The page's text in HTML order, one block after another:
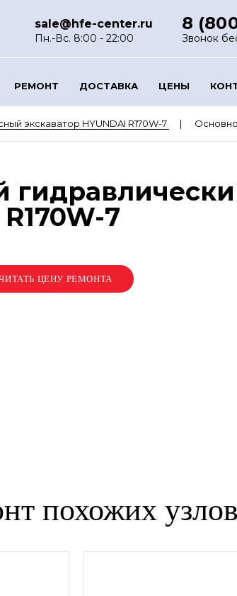
sale@hfe-center.ru
Пн.-Вс. 8:00 - 22:00
8
Звонок
РЕМОНТ ДОСТАВКА ЦЕНЫ
экскаватор HYUNDAI R170W-7
7
похожих узлов